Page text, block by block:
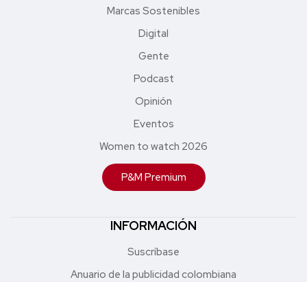
Marcas Sostenibles
Digital
Gente
Podcast
Opinión
Eventos
Women to watch 2026
P&M Premium
INFORMACIÓN
Suscríbase
Anuario de la publicidad colombiana